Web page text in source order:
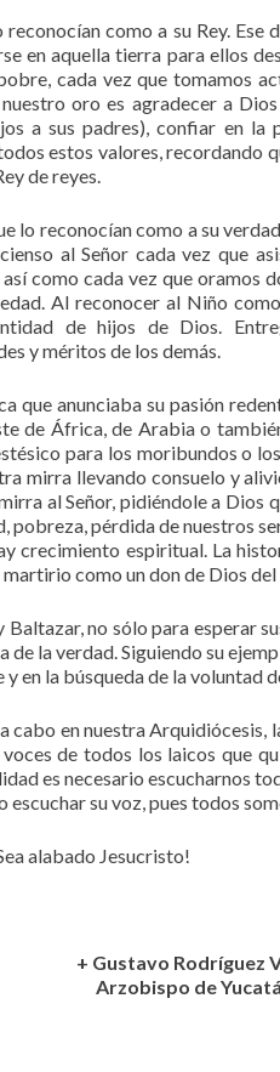
como a su Rey.
en aquella tierra para ellos
cada vez que tomamos
oro es agradecer a
a sus padres), confiar en la
estos valores,
de reyes.
lo reconocían como a su
al Señor cada vez que
como cada vez que oramos
Al reconocer al Niño
de hijos de Dios.
y méritos de los demás.
que anunciaba su pasión
de África, de Arabia o
para los moribundos o
mirra llevando consuelo y
al Señor, pidiéndole a Dios
pobreza, pérdida de nuestros
crecimiento espiritual. La
como un don de Dios del
Baltazar, no sólo para esperar
de la verdad. Siguiendo su
en la búsqueda de la voluntad
cabo en nuestra Arquidiócesis,
de todos los laicos que
es necesario escucharnos
su voz, pues todos
alabado Jesucristo!
+ Gustavo Rodríguez
Arzobispo de